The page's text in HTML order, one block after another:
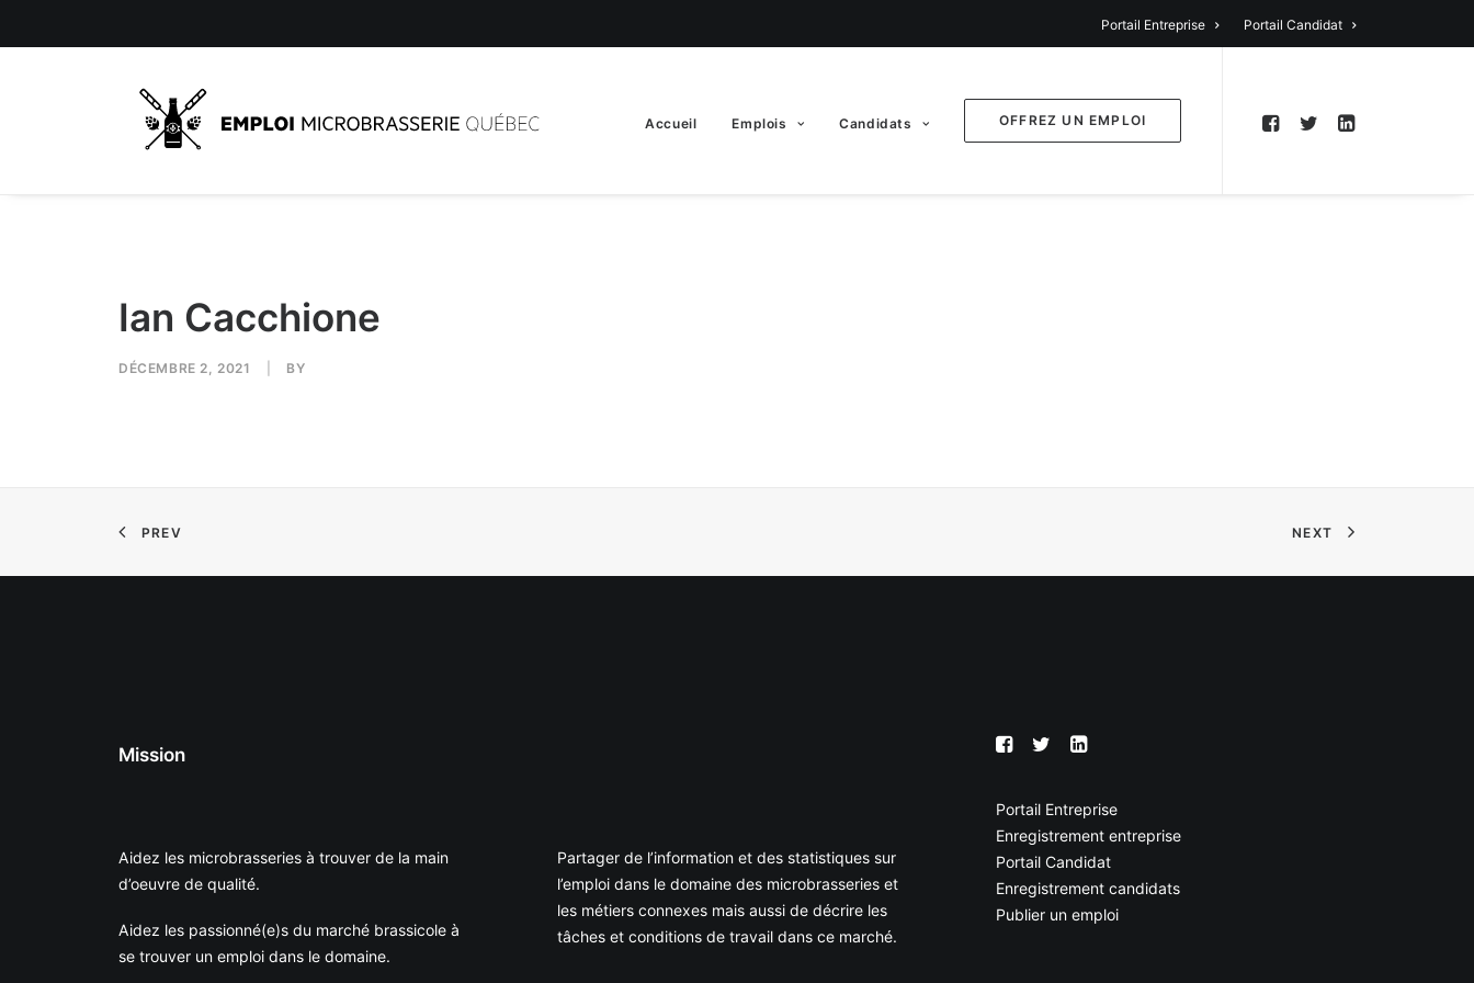
Portail Entreprise Portail Candidat
Accueil Emplois Candidats OFFREZ UN EMPLOI
Ian Cacchione
DÉCEMBRE 2, 2021 BY
PREV NEXT
Mission
Aidez les microbrasseries à trouver de la main
d’oeuvre de qualité.
Aidez les passionné(e)s du marché brassicole à
se trouver un emploi dans le domaine.
Partager de l’information et des statistiques sur
l’emploi dans le domaine des microbrasseries et
les métiers connexes mais aussi de décrire les
tâches et conditions de travail dans ce marché.
Portail Entreprise
Enregistrement entreprise
Portail Candidat
Enregistrement candidats
Publier un emploi